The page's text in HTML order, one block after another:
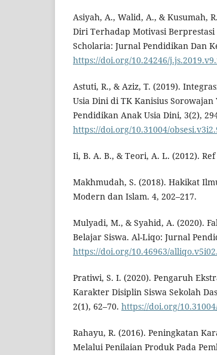
Asiyah, A., Walid, A., & Kusumah,
Diri Terhadap Motivasi Berprestasi
Scholaria: Jurnal Pendidikan Dan
https://doi.org/10.24246/
Astuti, R., & Aziz, T. (2019).
Usia Dini di TK Kanisius
Pendidikan Anak Usia Dini, 3(2),
https://doi.org/10.31004/
Ii, B. A. B., & Teori, A. L. (2012). Ref
Makhmudah, S. (2018). Hakikat
Modern dan Islam. 4, 202–217.
Mulyadi, M., & Syahid, A. (2020).
Belajar Siswa. Al-Liqo: Jurnal
https://doi.org/10.46963/
Pratiwi, S. I. (2020). Pengaruh
Karakter Disiplin Siswa Sekolah
2(1), 62–70. https://doi.org/
Rahayu, R. (2016). Peningkatan
Melalui Penilaian Produk Pada